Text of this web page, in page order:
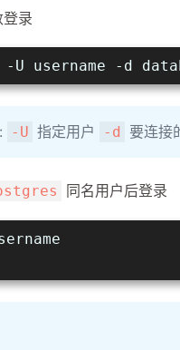
登录
U username -d
-U 指定用户 -d 要连接
同名用户后登录